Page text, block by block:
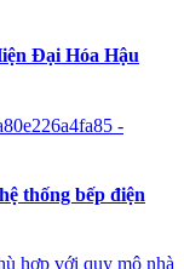
Đại Hóa Hậu
thống bếp điện